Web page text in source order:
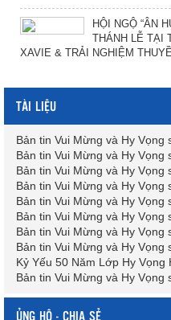
HỘI NGỘ “ÂN
THÁNH LỄ TẠI
XAVIE & TRẢI NGHIỆM
TÀI LIỆU
Bản tin Vui Mừng và Hy Vọng
Bản tin Vui Mừng và Hy Vọng
Bản tin Vui Mừng và Hy Vọng
Bản tin Vui Mừng và Hy Vọng
Bản tin Vui Mừng và Hy Vọng
Bản tin Vui Mừng và Hy Vọng
Bản tin Vui Mừng và Hy Vọng
Bản tin Vui Mừng và Hy Vọng
Kỷ Yếu 50 Năm Lớp Hy Vọng
Bản tin Vui Mừng và Hy Vọng
ỦNG HỘ - CHIA SẺ